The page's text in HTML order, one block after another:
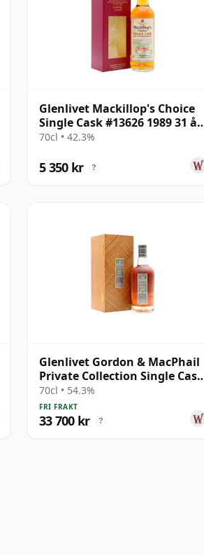
Glenlivet Mackillop's Choice
Single Cask #13626 1989 31 år
gammal
70cl • 42.3%
5 350 kr ?
Glenlivet Gordon & MacPhail
Private Collection Single Cask
# 1978 43 år gammal
70cl • 54.3%
FRI FRAKT
33 700 kr ?